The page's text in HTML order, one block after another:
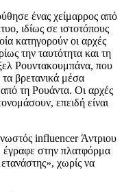
ένας χείμαρρος από
ιδίως σε ιστοτόπους
κατηγορούν οι αρχές
την ταυτότητα και τη
Ρουντακουμπάνα, που
βρετανικά μέσα
τη Ρουάντα. Οι αρχές
επειδή είναι
influencer Άντριου
έγραφε στην πλατφόρμα
χωρίς να